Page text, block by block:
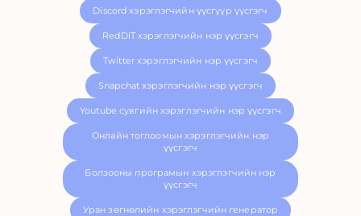
Discord хэрэглэгчийн үүсгүүр үүсгэгч
RedDIT хэрэглэгчийн нэр үүсгэгч
Twitter хэрэглэгчийн нэр үүсгэгч
Snapchat хэрэглэгчийн нэр үүсгэгч
Youtube сувгийн хэрэглэгчийн нэр үүсгэгч
Онлайн тоглоомын хэрэглэгчийн нэр
үүсгэгч
Болзооны програмын хэрэглэгчийн нэр
үүсгэгч
Уран зөгнөлийн хэрэглэгчийн генератор